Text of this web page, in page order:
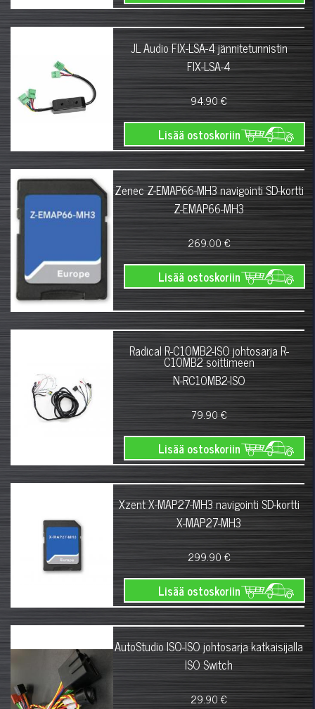
JL Audio FIX-LSA-4 jännitetunnistin
FIX-LSA-4
94.90 €
Lisää ostoskoriin
Zenec Z-EMAP66-MH3 navigointi SD-kortti
Z-EMAP66-MH3
269.00 €
Lisää ostoskoriin
Radical R-C10MB2-ISO johtosarja R-
C10MB2 soittimeen
N-RC10MB2-ISO
79.90 €
Lisää ostoskoriin
Xzent X-MAP27-MH3 navigointi SD-kortti
X-MAP27-MH3
299.90 €
Lisää ostoskoriin
AutoStudio ISO-ISO johtosarja katkaisijalla
ISO Switch
29.90 €